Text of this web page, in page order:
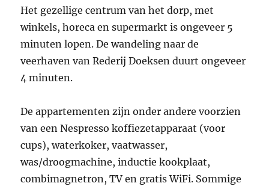
Het gezellige centrum van het dorp, met
winkels, horeca en supermarkt is ongeveer 5
minuten lopen. De wandeling naar de
veerhaven van Rederij Doeksen duurt ongeveer
4 minuten.
De appartementen zijn onder andere voorzien
van een Nespresso koffiezetapparaat (voor
cups), waterkoker, vaatwasser,
was/droogmachine, inductie kookplaat,
combimagnetron, TV en gratis WiFi. Sommige